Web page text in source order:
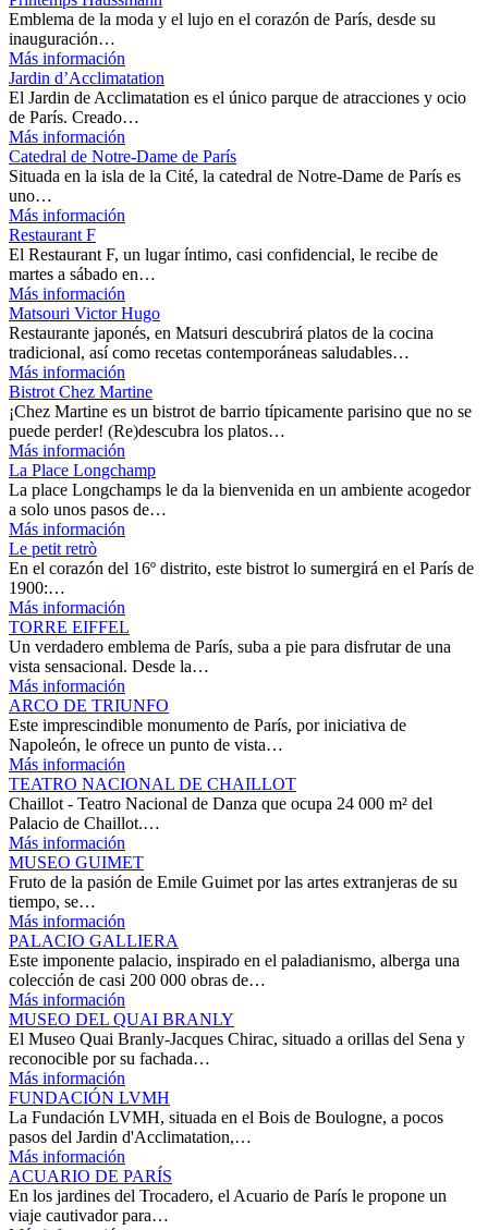
Emblema de la moda y el lujo en el corazón de París, desde su
inauguración…
Más información
Jardin d’Acclimatation
El Jardin de Acclimatation es el único parque de atracciones y ocio
de París. Creado…
Más información
Catedral de Notre-Dame de París
Situada en la isla de la Cité, la catedral de Notre-Dame de París es
uno…
Más información
Restaurant F
El Restaurant F, un lugar íntimo, casi confidencial, le recibe de
martes a sábado en…
Más información
Matsouri Victor Hugo
Restaurante japonés, en Matsuri descubrirá platos de la cocina
tradicional, así como recetas contemporáneas saludables…
Más información
Bistrot Chez Martine
¡Chez Martine es un bistrot de barrio típicamente parisino que no se
puede perder! (Re)descubra los platos…
Más información
La Place Longchamp
La place Longchamps le da la bienvenida en un ambiente acogedor
a solo unos pasos de…
Más información
Le petit retrò
En el corazón del 16º distrito, este bistrot lo sumergirá en el París de
1900:…
Más información
TORRE EIFFEL
Un verdadero emblema de París, suba a pie para disfrutar de una
vista sensacional. Desde la…
Más información
ARCO DE TRIUNFO
Este imprescindible monumento de París, por iniciativa de
Napoleón, le ofrece un punto de vista…
Más información
TEATRO NACIONAL DE CHAILLOT
Chaillot - Teatro Nacional de Danza que ocupa 24 000 m² del
Palacio de Chaillot.…
Más información
MUSEO GUIMET
Fruto de la pasión de Emile Guimet por las artes extranjeras de su
tiempo, se…
Más información
PALACIO GALLIERA
Este imponente palacio, inspirado en el paladianismo, alberga una
colección de casi 200 000 obras de…
Más información
MUSEO DEL QUAI BRANLY
El Museo Quai Branly-Jacques Chirac, situado a orillas del Sena y
reconocible por su fachada…
Más información
FUNDACIÓN LVMH
La Fundación LVMH, situada en el Bois de Boulogne, a pocos
pasos del Jardin d'Acclimatation,…
Más información
ACUARIO DE PARÍS
En los jardines del Trocadero, el Acuario de París le propone un
viaje cautivador para…